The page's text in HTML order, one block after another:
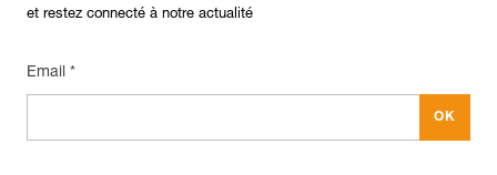
et restez connecté à notre actualité
Email *